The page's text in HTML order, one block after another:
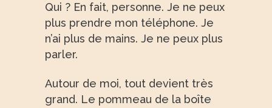
Qui ? En fait, personne. Je ne peux
plus prendre mon téléphone. Je
n’ai plus de mains. Je ne peux plus
parler.
Autour de moi, tout devient très
grand. Le pommeau de la boîte